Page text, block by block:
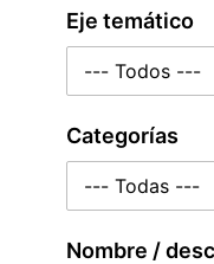
Eje temático
Categorías
Nombre /